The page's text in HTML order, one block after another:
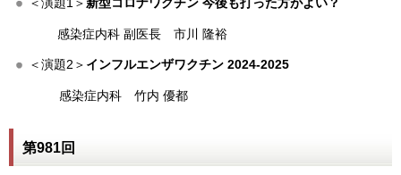
感染症内科 副医長 市川 隆裕
＜演題2＞ インフルエンザワクチン 2024-2025
感染症内科 竹内 優都
第981回